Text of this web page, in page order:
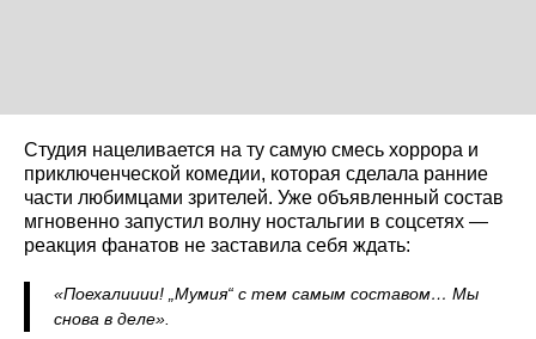
Студия нацеливается на ту самую смесь хоррора и
приключенческой комедии, которая сделала ранние
части любимцами зрителей. Уже объявленный состав
мгновенно запустил волну ностальгии в соцсетях —
реакция фанатов не заставила себя ждать:
«Поехалииии! „Мумия“ с тем самым составом… Мы
снова в деле».